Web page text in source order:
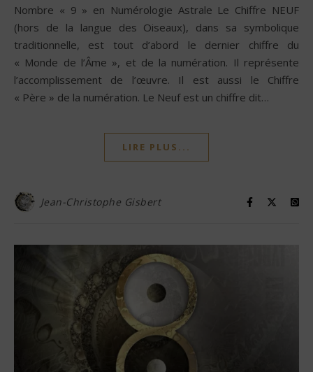
Nombre « 9 » en Numérologie Astrale Le Chiffre NEUF
(hors de la langue des Oiseaux), dans sa symbolique
traditionnelle, est tout d’abord le dernier chiffre du
« Monde de l’Âme », et de la numération. Il représente
l’accomplissement de l’œuvre. Il est aussi le Chiffre
« Père » de la numération. Le Neuf est un chiffre dit…
LIRE PLUS...
Jean-Christophe Gisbert